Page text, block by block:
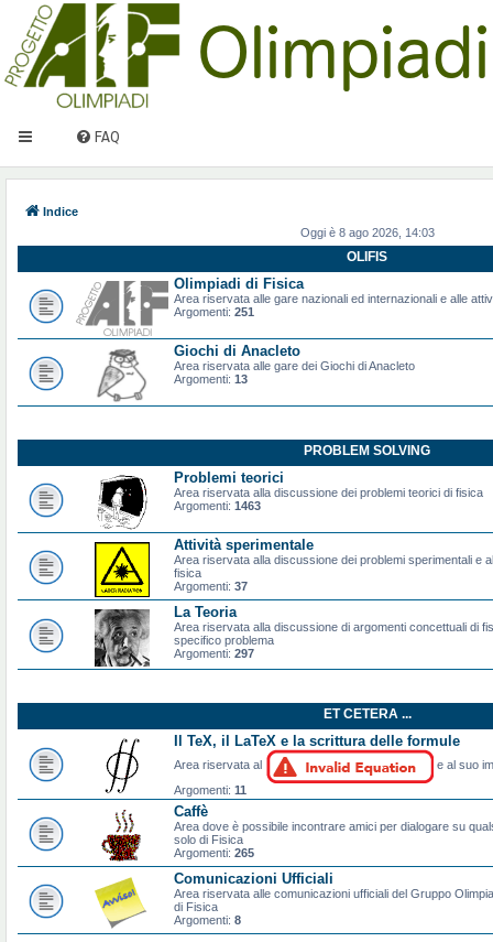
FAQ
Indice
Oggi è 8 ago 2026, 14:03
OLIFIS
Olimpiadi di Fisica
Area riservata alle gare nazionali ed internazionali e alle
Argomenti: 251
Giochi di Anacleto
Area riservata alle gare dei Giochi di Anacleto
Argomenti: 13
PROBLEM SOLVING
Problemi teorici
Area riservata alla discussione dei problemi teorici di fisica
Argomenti: 1463
Attività sperimentale
Area riservata alla discussione dei problemi sperimentali e
fisica
Argomenti: 37
La Teoria
Area riservata alla discussione di argomenti concettuali di
specifico problema
Argomenti: 297
ET CETERA ...
Il TeX, il LaTeX e la scrittura delle formule
Area riservata al
e al suo
Argomenti: 11
Caffè
Area dove è possibile incontrare amici per dialogare su
solo di Fisica
Argomenti: 265
Comunicazioni Ufficiali
Area riservata alle comunicazioni ufficiali del Gruppo
di Fisica
Argomenti: 8